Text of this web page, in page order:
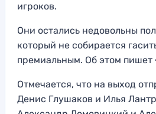
игроков.
Они остались недовольны
который не собирается
премиальным. Об этом пишет
Отмечается, что на выход
Денис Глушаков и Илья